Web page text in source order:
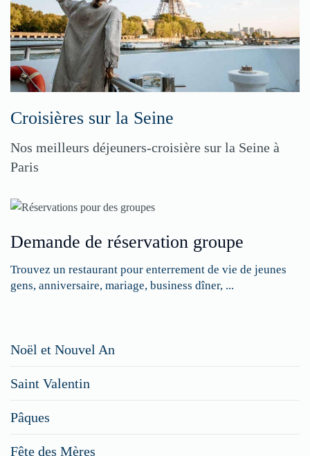
Croisières sur la Seine
Nos meilleurs déjeuners-croisière sur la Seine à
Paris
Demande de réservation groupe
Trouvez un restaurant pour enterrement de vie de jeunes
gens, anniversaire, mariage, business dîner, ...
Noël et Nouvel An
Saint Valentin
Pâques
Fête des Mères